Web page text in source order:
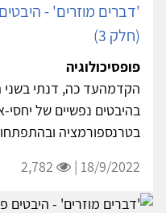
'דברים מוזרים' -
(חלק 3)
פופסיכולוגיה
הקדמהעד כה, דנתי
בהיבטים נפשיים של יחסי-
בטרנספורמציה
18/9/2022 |